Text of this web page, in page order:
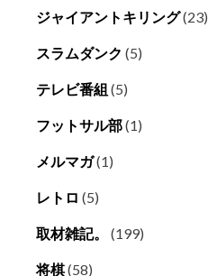
ジャイアントキリング(23)
スラムダンク (5)
テレビ番組 (5)
フットサル部(1)
メルマガ(1)
レトロ (5)
取材雑記。 (199)
将棋(58)